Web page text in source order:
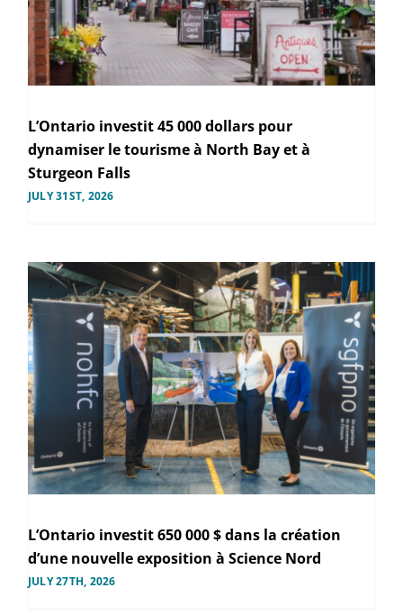
L’Ontario investit 45 000 dollars pour
dynamiser le tourisme à North Bay et à
Sturgeon Falls
JULY 31ST, 2026
L’Ontario investit 650 000 $ dans la création
d’une nouvelle exposition à Science Nord
JULY 27TH, 2026